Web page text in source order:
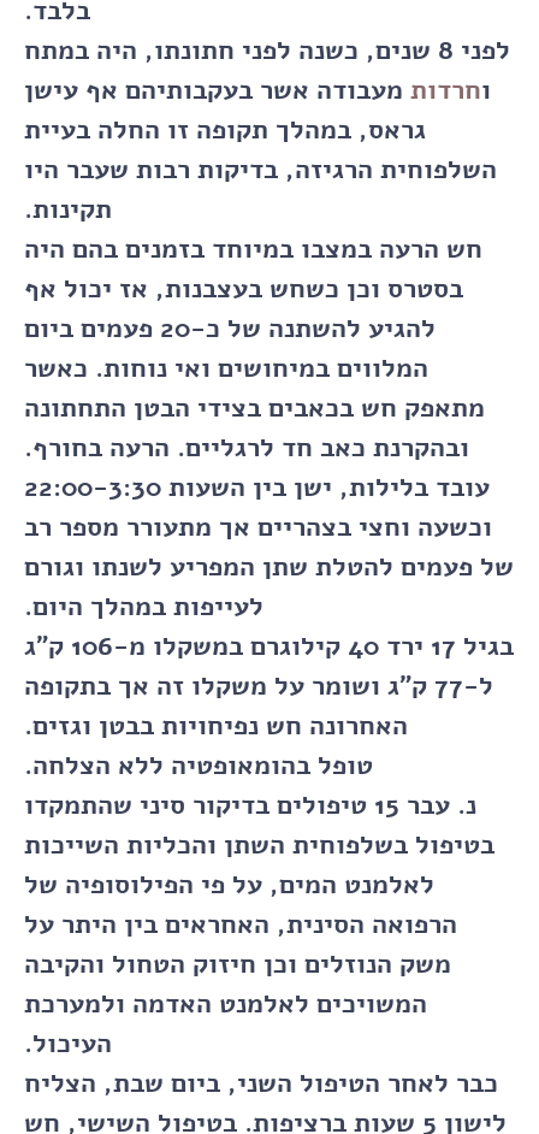
בלבד.
לפני 8 שנים, כשנה לפני חתונתו, היה במתח
וחרדותמעבודה אשר בעקבותיהם אף עישן
גראס, במהלך תקופה זו החלה בעיית
השלפוחית הרגיזה, בדיקות רבות שעבר היו
תקינות.
חש הרעה במצבו במיוחד בזמנים בהם היה
בסטרס וכן כשחש בעצבנות, אז יכול אף
להגיע להשתנה של כ-20 פעמים ביום
המלווים במיחושים ואי נוחות. כאשר
מתאפק חש בכאבים בצידי הבטן התחתונה
ובהקרנת כאב חד לרגליים. הרעה בחורף.
עובד בלילות, ישן בין השעות 22:00-3:30
וכשעה וחצי בצהריים אך מתעורר מספר רב
של פעמים להטלת שתן המפריע לשנתו וגורם
לעייפות במהלך היום.
בגיל 17 ירד 40 קילוגרם במשקלו מ-106 ק"ג
ל-77 ק"ג ושומר על משקלו זה אך בתקופה
האחרונה חש נפיחויות בבטן וגזים.
טופל בהומאופטיה ללא הצלחה.
נ. עבר 15 טיפולים בדיקור סיני שהתמקדו
בטיפול בשלפוחית השתן והכליות השייכות
לאלמנט המים, על פי הפילוסופיה של
הרפואה הסינית, האחראים בין היתר על
משק הנוזלים וכן חיזוק הטחול והקיבה
המשויכים לאלמנט האדמה ולמערכת
העיכול.
כבר לאחר הטיפול השני, ביום שבת, הצליח
לישון 5 שעות ברציפות. בטיפול השישי, חש